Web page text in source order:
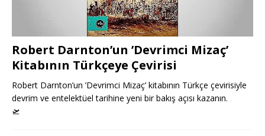
Robert Darnton’un ’Devrimci Mizaç’
Kitabının Türkçeye Çevirisi
Robert Darnton’un ’Devrimci Mizaç’ kitabının Türkçe çevirisiyle
devrim ve entelektüel tarihine yeni bir bakış açısı kazanın.
🛫